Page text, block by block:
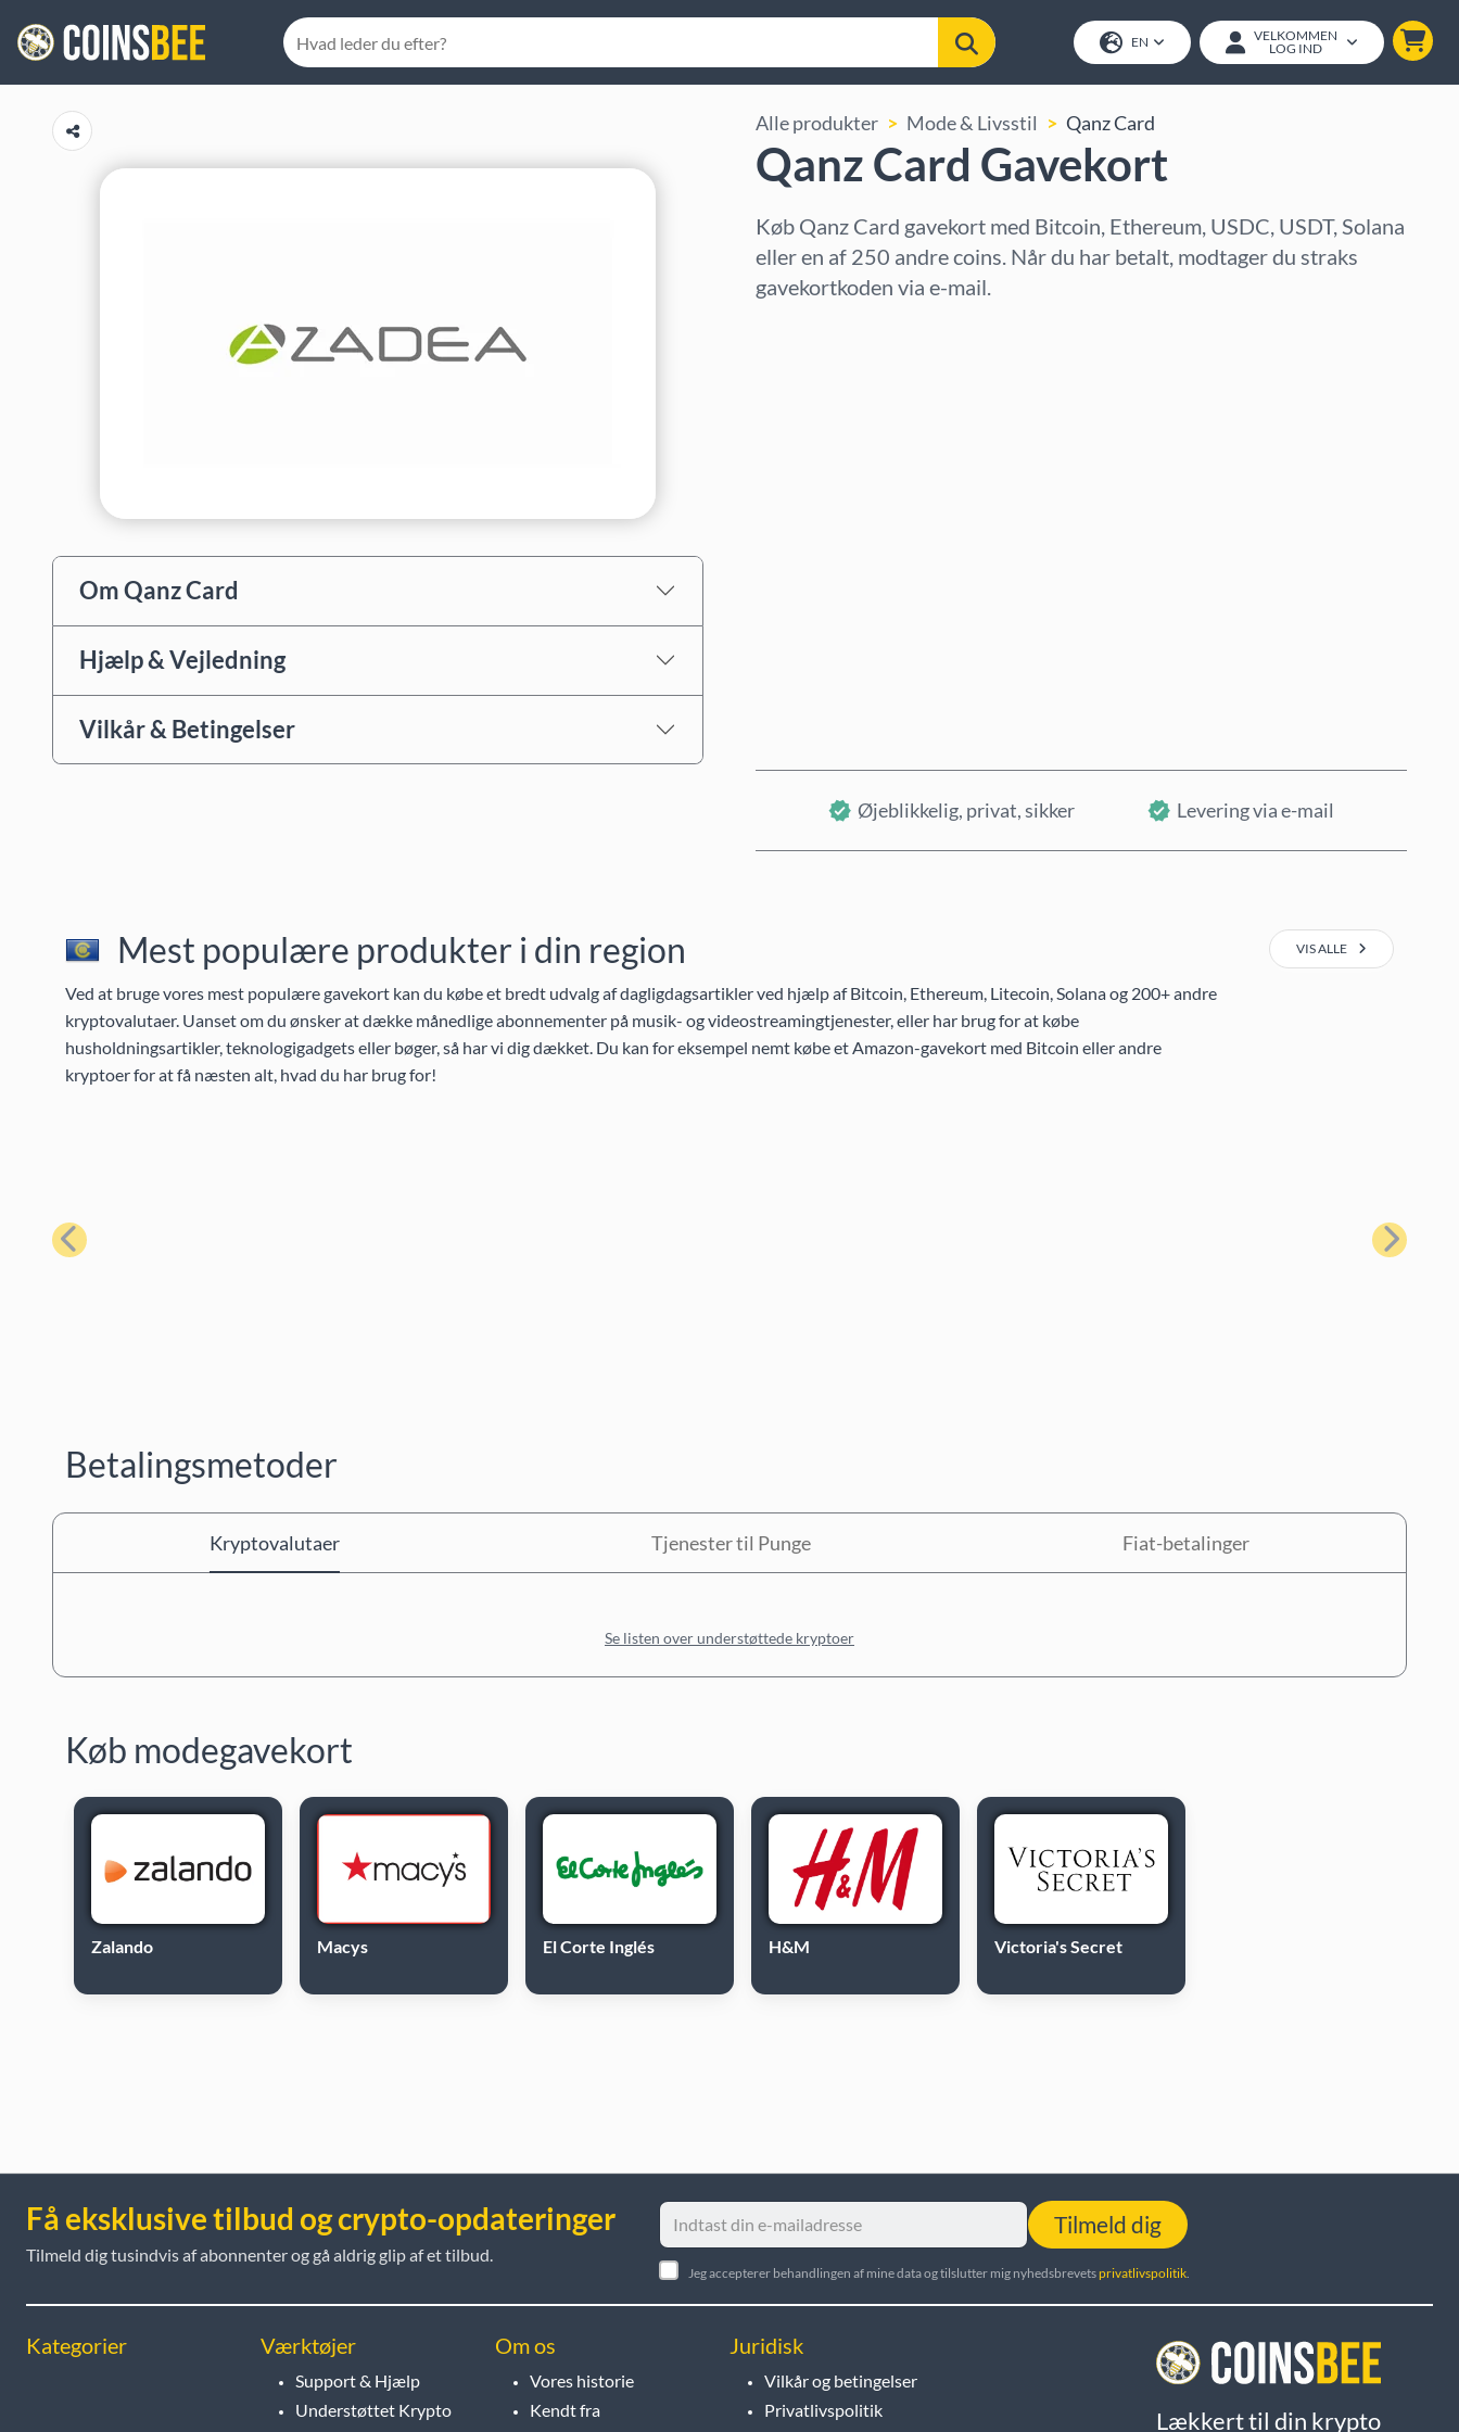
EN
VELKOMMEN
LOG IND
Om Qanz Card
Hjælp & Vejledning
Vilkår & Betingelser
Alle produkter Mode & Livsstil Qanz Card
Qanz Card Gavekort
Køb Qanz Card gavekort med Bitcoin, Ethereum, USDC, USDT, Solana
eller en af 250 andre coins. Når du har betalt, modtager du straks
gavekortkoden via e-mail.
Øjeblikkelig, privat, sikker Levering via e-mail
Mest populære produkter i din region
Ved at bruge vores mest populære gavekort kan du købe et bredt udvalg af dagligdagsartikler ved hjælp af Bitcoin, Ethereum, Litecoin, Solana og 200+ andre
kryptovalutaer. Uanset om du ønsker at dække månedlige abonnementer på musik- og videostreamingtjenester, eller har brug for at købe
husholdningsartikler, teknologigadgets eller bøger, så har vi dig dækket. Du kan for eksempel nemt købe et Amazon-gavekort med Bitcoin eller andre
kryptoer for at få næsten alt, hvad du har brug for!
VIS ALLE
Forrige Næste
Betalingsmetoder
Kryptovalutaer Tjenester til Punge Fiat-betalinger
Se listen over understøttede kryptoer
Køb modegavekort
Zalando Macys El Corte Inglés H&M Victoria's Secret
Få eksklusive tilbud og crypto-opdateringer
Tilmeld dig tusindvis af abonnenter og gå aldrig glip af et tilbud.
Tilmeld dig
Jeg accepterer behandlingen af mine data og tilslutter mig nyhedsbrevetsprivatlivspolitik.
Kategorier Værktøjer
Support & Hjælp
Understøttet Krypto
Om os
Vores historie
Kendt fra
Juridisk
Vilkår og betingelser
Privatlivspolitik
Lækkert til din krypto